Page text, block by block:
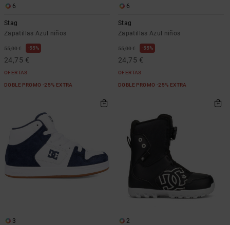
6
Stag
Zapatillas Azul niños
55,00 € 55%
24,75 €
OFERTAS
DOBLE PROMO -25% EXTRA
6
Stag
Zapatillas Azul niños
55,00 € 55%
24,75 €
OFERTAS
DOBLE PROMO -25% EXTRA
3 2